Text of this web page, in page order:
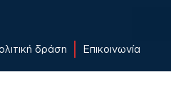
δράση Επικοινωνία